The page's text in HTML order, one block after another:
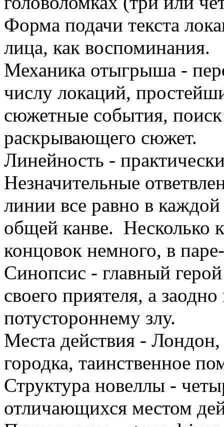
Форма подачи текста
лица, как воспоминания.
Механика отыгрыша -
числу локаций,
сюжетные события,
раскрывающего сюжет.
Линейность -
Незначительные
линии все равно в
общей канве. Несколько
концовок немного, в
Синопсис - главный
своего приятеля, а
потустороннему злу.
Места действия -
городка, таинственное
Структура новеллы -
отличающихся местом